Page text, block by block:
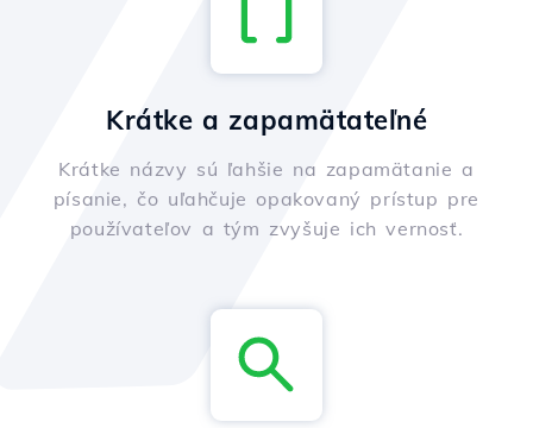
Krátke a zapamätateľné
Krátke názvy sú ľahšie na zapamätanie a
písanie, čo uľahčuje opakovaný prístup pre
používateľov a tým zvyšuje ich vernosť.